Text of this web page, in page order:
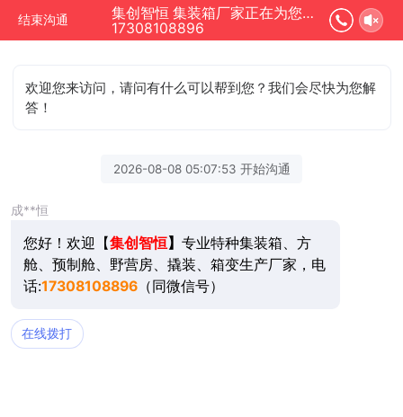
结束沟通
集创智恒 集装箱厂家正在为您服务
17308108896
欢迎您来访问，请问有什么可以帮到您？我们会尽快为您解
答！
2026-08-08 05:07:53 开始沟通
成**恒
您好！欢迎【集创智恒】 专业特种集装箱、方
舱、预制舱、野营房、撬装、箱变生产厂家，电
话:17308108896（同微信号）
在线拨打